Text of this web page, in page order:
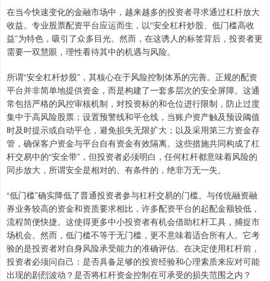
在当今快速变化的金融市场中，越来越多的投资者寻求通过杠杆放大
收益。专业股票配资平台应运而生，以“安全杠杆炒股、低门槛高收
益”为特色，吸引了众多目光。然而，在这诱人的标签背后，投资者更
需要一双慧眼，理性看待其中的机遇与风险。
所谓“安全杠杆炒股”，其核心在于风险控制体系的完善。正规的配资
平台并非简单地提供资金，而是构建了一套多层次的安全屏障。这通
常包括严格的风控审核机制，对投资标的和仓位进行限制，防止过度
集中于高风险股票；设置预警线和平仓线，当账户资产触及预设阈值
时及时提示或自动平仓，避免损失无限扩大；以及采用第三方资金存
管，确保客户资金与平台自有资金有效隔离。这些措施共同构成了杠
杆交易中的“安全带”，但投资者必须明白，任何杠杆都意味着风险的
同步放大，所谓安全是相对的、有条件的，绝非万无一失。
“低门槛”确实降低了普通投资者参与杠杆交易的门槛。与传统融资融
券业务较高的资金和资质要求相比，许多配资平台的起配金额较低，
流程简便快捷。这使得更多中小投资者有机会借助杠杆工具，捕捉市
场机会。然而，低门槛不等于无门槛，更不意味着适合所有人。它考
验的是投资者对自身风险承受能力的准确评估。在决定使用杠杆前，
投资者必须问自己：是否具备足够的投资经验和心理素质来应对可能
出现的剧烈波动？是否将杠杆资金控制在可承受的损失范围之内？